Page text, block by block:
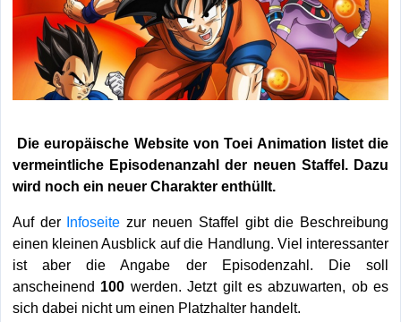
Die europäische Website von Toei Animation listet die
vermeintliche Episodenanzahl der neuen Staffel. Dazu
wird noch ein neuer Charakter enthüllt.
Auf der Infoseite zur neuen Staffel gibt die Beschreibung
einen kleinen Ausblick auf die Handlung. Viel interessanter
ist aber die Angabe der Episodenzahl. Die soll
anscheinend 100 werden. Jetzt gilt es abzuwarten, ob es
sich dabei nicht um einen Platzhalter handelt.